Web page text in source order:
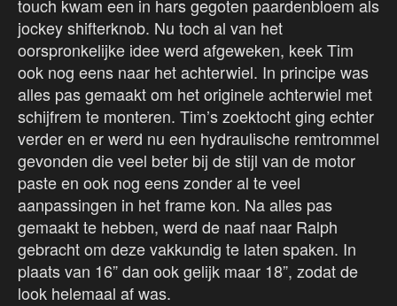
touch kwam een in hars gegoten paardenbloem als
jockey shifterknob. Nu toch al van het
oorspronkelijke idee werd afgeweken, keek Tim
ook nog eens naar het achterwiel. In principe was
alles pas gemaakt om het originele achterwiel met
schijfrem te monteren. Tim’s zoektocht ging echter
verder en er werd nu een hydraulische remtrommel
gevonden die veel beter bij de stijl van de motor
paste en ook nog eens zonder al te veel
aanpassingen in het frame kon. Na alles pas
gemaakt te hebben, werd de naaf naar Ralph
gebracht om deze vakkundig te laten spaken. In
plaats van 16” dan ook gelijk maar 18”, zodat de
look helemaal af was.